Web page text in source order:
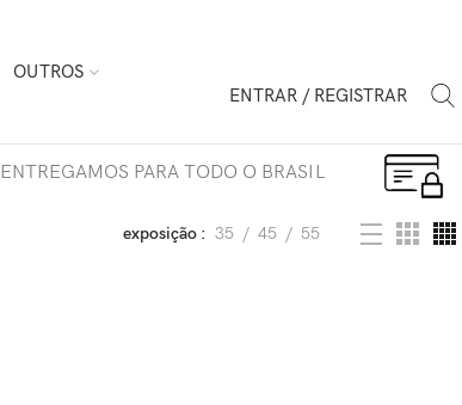
OUTROS
ENTRAR / REGISTRAR
ENTREGAMOS PARA TODO O BRASIL
exposição 35 45 55